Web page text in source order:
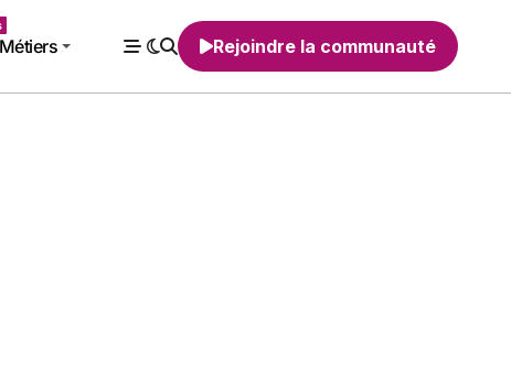
Métiers Rejoindre la communauté